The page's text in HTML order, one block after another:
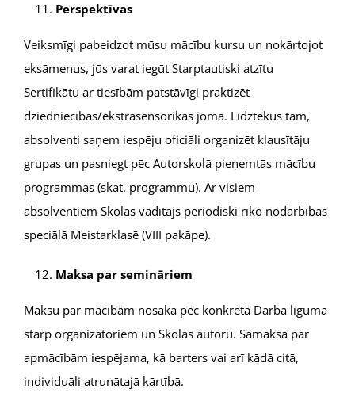
Perspektīvas
Veiksmīgi pabeidzot mūsu mācību kursu un nokārtojot
eksāmenus, jūs varat iegūt Starptautiski atzītu
Sertifikātu ar tiesībām patstāvīgi praktizēt
dziedniecības/ekstrasensorikas jomā. Līdztekus tam,
absolventi saņem iespēju oficiāli organizēt klausītāju
grupas un pasniegt pēc Autorskolā pieņemtās mācību
programmas (skat. programmu). Ar visiem
absolventiem Skolas vadītājs periodiski rīko nodarbības
speciālā Meistarklasē (VIII pakāpe).
Maksa par semināriem
Maksu par mācībām nosaka pēc konkrētā Darba līguma
starp organizatoriem un Skolas autoru. Samaksa par
apmācībām iespējama, kā barters vai arī kādā citā,
individuāli atrunātajā kārtībā.